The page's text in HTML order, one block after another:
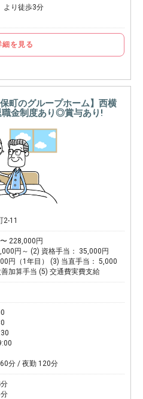
より徒歩3分
細を見る
町のグループホーム】西横
金制度あり◎賞与あり!
2-11
228,000円
円～ (2) 資格手当： 35,000円
円（1年目） (3) 当直手当： 5,000
加算手当 (5) 交通費実費支給
分 / 夜勤 120分